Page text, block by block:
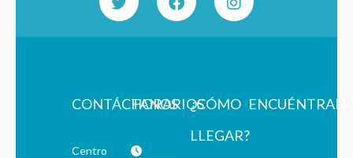
CONTÁCTANOS
Centro
HORARIOS¿CÓMO
LLEGAR?